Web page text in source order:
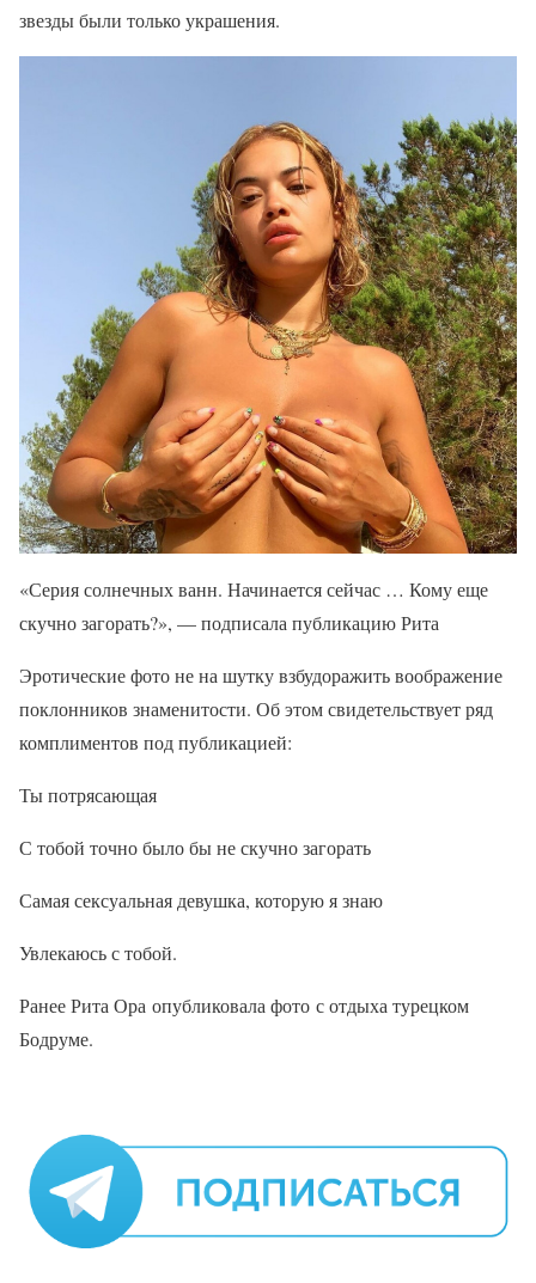
звезды были только украшения.
«Серия солнечных ванн. Начинается сейчас … Кому еще
скучно загорать?», — подписала публикацию Рита
Эротические фото не на шутку взбудоражить воображение
поклонников знаменитости. Об этом свидетельствует ряд
комплиментов под публикацией:
Ты потрясающая
С тобой точно было бы не скучно загорать
Самая сексуальная девушка, которую я знаю
Увлекаюсь с тобой.
Ранее Рита Ора опубликовала фото с отдыха турецком
Бодруме.